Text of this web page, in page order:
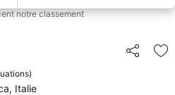
notre classement
Partager
)
Italie